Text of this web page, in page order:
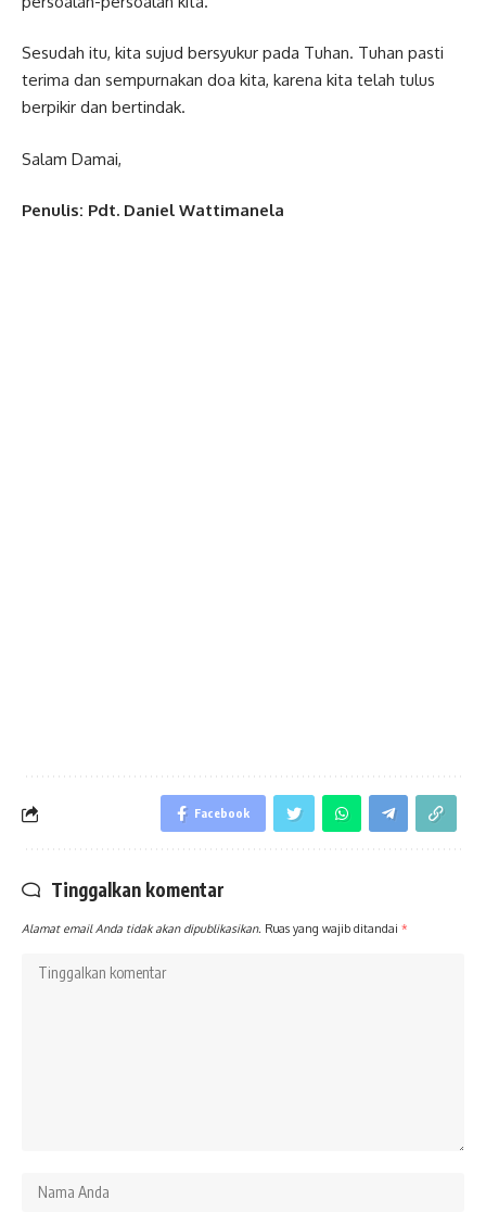
Sesudah itu, kita sujud bersyukur pada Tuhan. Tuhan pasti
terima dan sempurnakan doa kita, karena kita telah tulus
berpikir dan bertindak.
Salam Damai,
Penulis: Pdt. Daniel Wattimanela
Facebook
Tinggalkan komentar
Alamat email Anda tidak akan dipublikasikan. Ruas yang wajib ditandai *